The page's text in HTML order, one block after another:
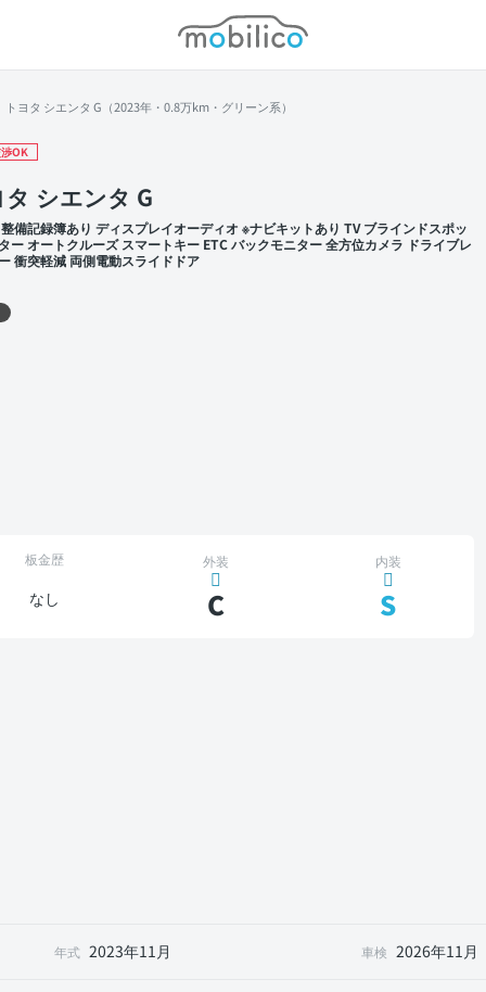
モビリコ
トヨタ シエンタ G（2023年・0.8万km・グリーン系）
OK
シエンタ G
備記録簿あり ディスプレイオーディオ ※ナビキットあり TV ブラインドスポッ
ー オートクルーズ スマートキー ETC バックモニター 全方位カメラ ドライブレ
衝突軽減 両側電動スライドドア
前
板金歴
なし
外装
C
内装
S
年式 2023年11月 車検 2026年11月